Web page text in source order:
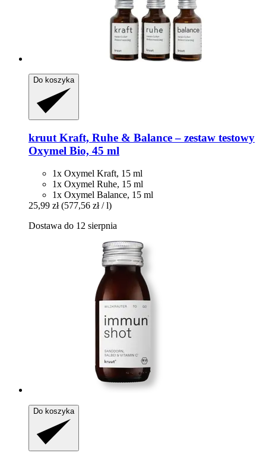
Do koszyka
kruut Kraft, Ruhe & Balance – zestaw testowy
Oxymel Bio, 45 ml
1x Oxymel Kraft, 15 ml
1x Oxymel Ruhe, 15 ml
1x Oxymel Balance, 15 ml
25,99 zł (577,56 zł / l)
Dostawa do 12 sierpnia
Do koszyka